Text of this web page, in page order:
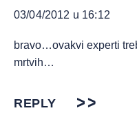
03/04/2012 u 16:12
bravo…ovakvi experti
mrtvih…
REPLY